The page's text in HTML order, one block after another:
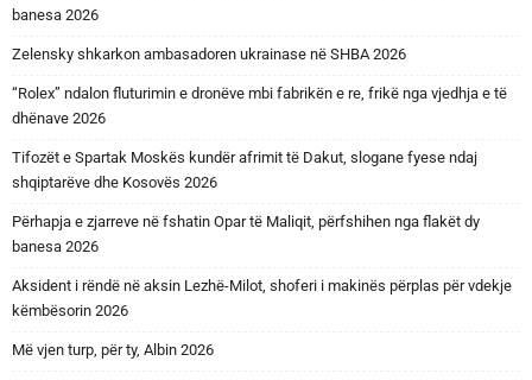
banesa 2026
Zelensky shkarkon ambasadoren ukrainase në SHBA 2026
“Rolex” ndalon fluturimin e dronëve mbi fabrikën e re, frikë nga vjedhja e të
dhënave 2026
Tifozët e Spartak Moskës kundër afrimit të Dakut, slogane fyese ndaj
shqiptarëve dhe Kosovës 2026
Përhapja e zjarreve në fshatin Opar të Maliqit, përfshihen nga flakët dy
banesa 2026
Aksident i rëndë në aksin Lezhë-Milot, shoferi i makinës përplas për vdekje
këmbësorin 2026
Më vjen turp, për ty, Albin 2026